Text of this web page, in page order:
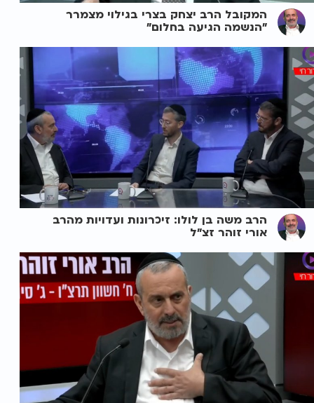
המקובל הרב יצחק בצרי בגילוי מצמרר
"הנשמה הגיעה בחלום"
הרב משה בן לולו: זיכרונות ועדויות מהרב
אורי זוהר זצ"ל